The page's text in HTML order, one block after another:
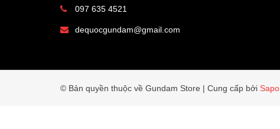
097 635 4521
dequocgundam@gmail.com
© Bản quyền thuộc về Gundam Store | Cung cấp bởi Sapo